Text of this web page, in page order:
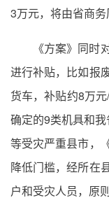
3万元，将由省商务
《方案》同时
进行补贴，比如报
货车，补贴约8万
确定的9类机具和
等受灾严重县市，
降低门槛，经所在
户和受灾人员，原